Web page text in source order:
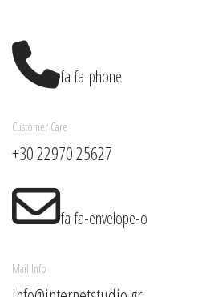
fa fa-phone
Customer Care
+30 22970 25627
fa fa-envelope-o
Mail Info